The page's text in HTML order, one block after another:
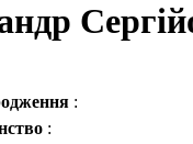
:
: